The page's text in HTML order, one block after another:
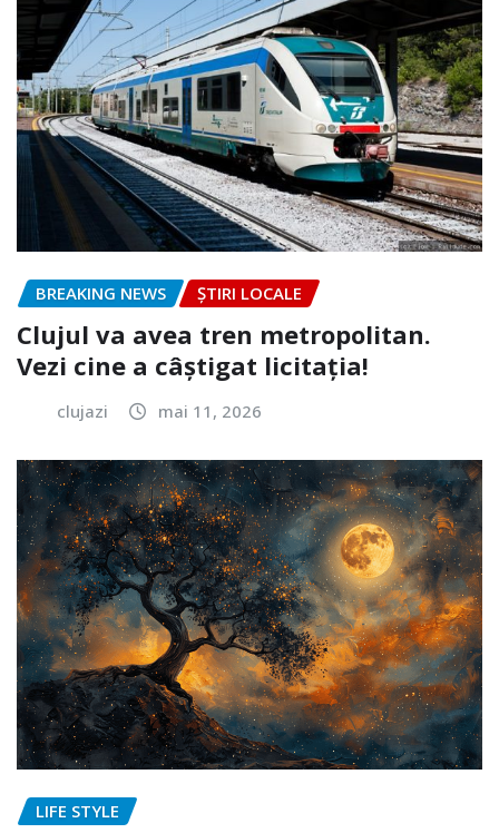
BREAKING NEWS ȘTIRI LOCALE
Clujul va avea tren metropolitan.
Vezi cine a câștigat licitația!
clujazi mai 11, 2026
LIFE STYLE